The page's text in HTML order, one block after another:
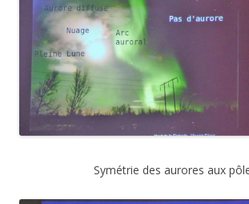
Symétrie des aurores aux